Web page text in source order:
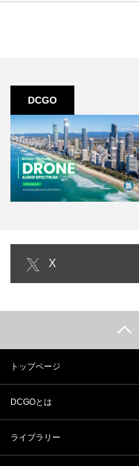
DCGO
【HD｜作業用BGM】ゴールドコ
X
トップページ
DCGOとは
ライブラリー